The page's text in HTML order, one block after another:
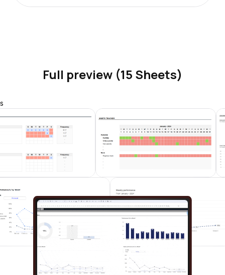
Full preview (15 Sheets)
s